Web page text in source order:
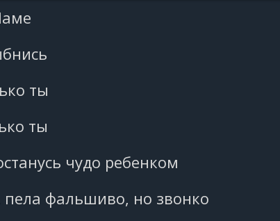
ты
ты
чудо ребенком
пела фальшиво, но звонко